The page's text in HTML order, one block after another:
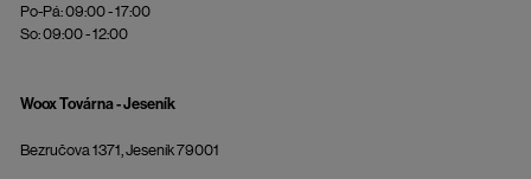
Po-Pá: 09:00 - 17:00
So: 09:00 - 12:00
Woox Továrna - Jeseník
Bezručova 1371, Jeseník 79001